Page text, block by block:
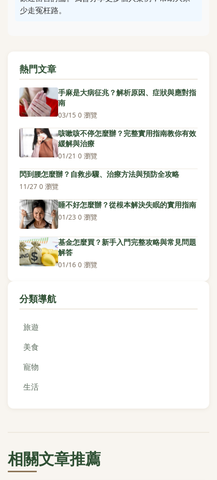
少走冤枉路。
熱門文章
手麻是大病征兆？解析原因、症狀與應對指
南
03/15·0 瀏覽
咳嗽咳不停怎麼辦？完整實用指南教你有效
緩解與治療
01/21 ·0 瀏覽
閃到腰怎麼辦？自救步驟、治療方法與預防全攻略
11/27·0 瀏覽
睡不好怎麼辦？從根本解決失眠的實用指南
01/23·0 瀏覽
基金怎麼買？新手入門完整攻略與常見問題
解答
01/16·0 瀏覽
分類導航
旅遊
美食
寵物
生活
相關文章推薦